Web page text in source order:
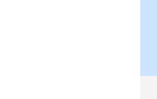
štvrtok, 3. júla 2025.
a tipy na výlety.